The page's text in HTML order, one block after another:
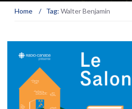
Home / Tag: Walter Benjamin